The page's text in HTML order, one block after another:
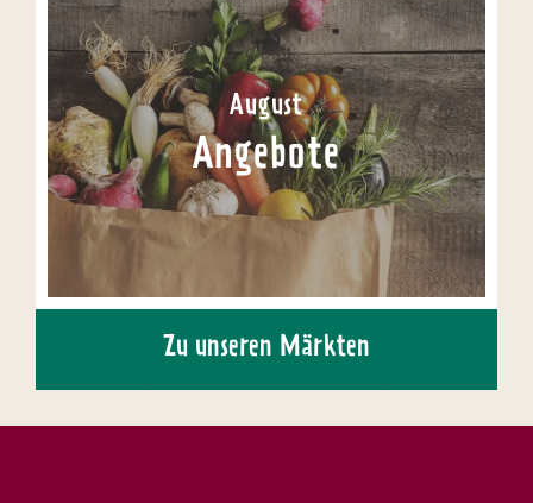
August
Angebote
Zu unseren Märkten